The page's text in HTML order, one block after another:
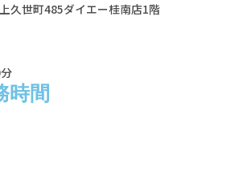
久世町485ダイエー桂南店1階
時間